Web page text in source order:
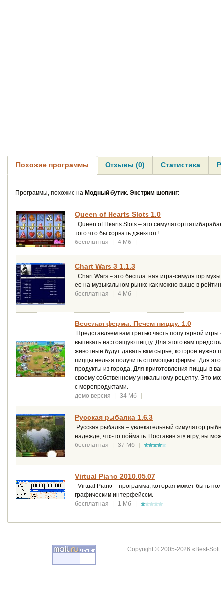
Похожие программы Отзывы (0) Статистика
Программы, похожие на Модный бутик. Экстрим шопинг:
Queen of Hearts Slots 1.0
Queen of Hearts Slots – это симулятор
того что бы сорвать джек-пот!
бесплатная
| 4 Мб |
Chart Wars 3 1.1.3
Chart Wars – это бесплатная игра-симулятор
ее на музыкальном рынке как можно выше в
бесплатная
| 4 Мб |
Веселая ферма. Печем пиццу. 1.0
Представляем вам третью часть популярной
выпекать настоящую пиццу. Для этого вам
животные будут давать вам сырье, которое нужно
пиццы нельзя получить с помощью фермы. Для
продукты из города. Для приготовления пиццы в
своему собственному уникальному рецепту. Это
с морепродуктами.
демо версия
| 34 Мб |
Русская рыбалка 1.6.3
Русская рыбалка – увлекательный симулятор
надежде, что-то поймать. Поставив эту игру, вы
бесплатная
| 37 Мб |
Virtual Piano 2010.05.07
Virtual Piano – программа, которая может быть
графическим интерфейсом.
бесплатная
| 1 Мб |
Copyright © 2005-2026 «Best-